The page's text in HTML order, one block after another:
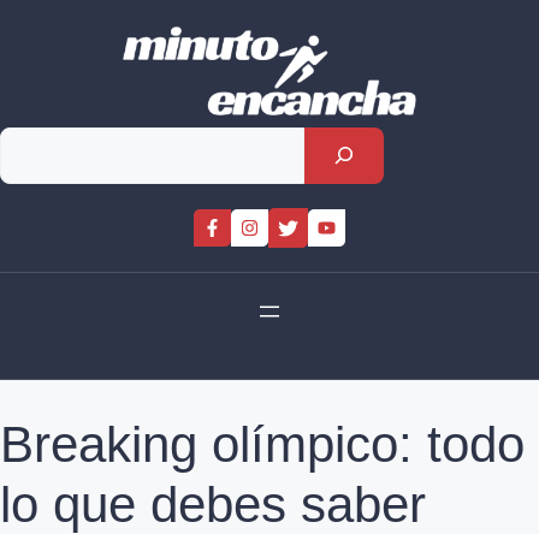
Rechercher
Breaking olímpico: todo
lo que debes saber